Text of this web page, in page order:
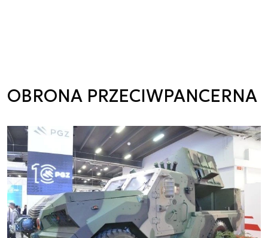
OBRONA PRZECIWPANCERNA